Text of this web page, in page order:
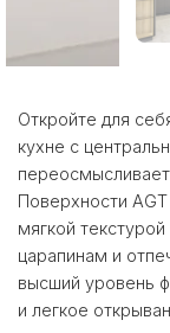
Откройте для
кухне с
Поверхности
мягкой
царапинам и
высший уровень
и легкое